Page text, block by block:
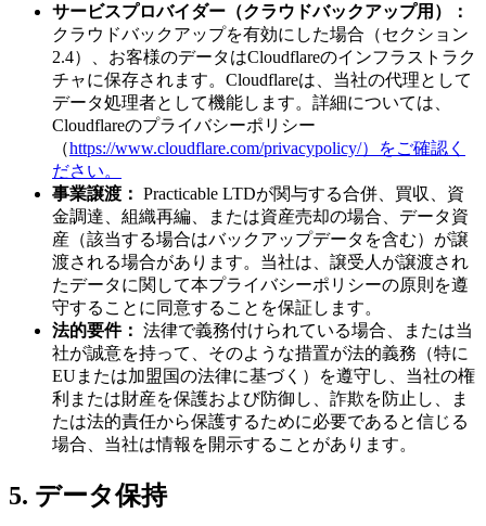
サービスプロバイダー（クラウドバックアップ用）：
クラウドバックアップを有効にした場合（セクション
2.4）、お客様のデータはCloudflareのインフラストラク
チャに保存されます。Cloudflareは、当社の代理として
データ処理者として機能します。詳細については、
Cloudflareのプライバシーポリシー
（https://www.cloudflare.com/privacypolicy/）をご確認く
ださい。
事業譲渡： Practicable LTDが関与する合併、買収、資
金調達、組織再編、または資産売却の場合、データ資
産（該当する場合はバックアップデータを含む）が譲
渡される場合があります。当社は、譲受人が譲渡され
たデータに関して本プライバシーポリシーの原則を遵
守することに同意することを保証します。
法的要件： 法律で義務付けられている場合、または当
社が誠意を持って、そのような措置が法的義務（特に
EUまたは加盟国の法律に基づく）を遵守し、当社の権
利または財産を保護および防御し、詐欺を防止し、ま
たは法的責任から保護するために必要であると信じる
場合、当社は情報を開示することがあります。
5. データ保持